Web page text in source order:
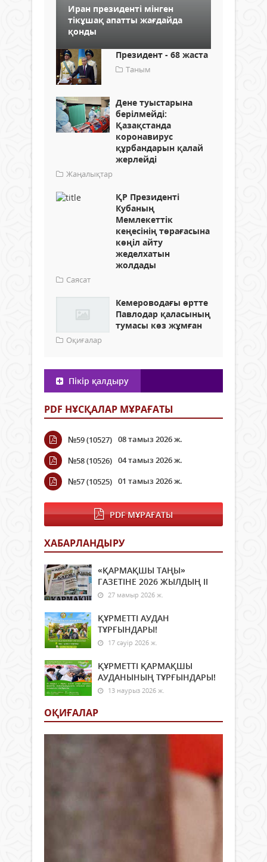
Иран президенті мінген
тікұшақ апатты жағдайда
қонды
Президент - 68 жаста
Таным
Дене туыстарына
берілмейді:
Қазақстанда
коронавирус
құрбандарын қалай
жерлейді
Жаңалықтар
ҚР Президенті
Кубаның
Мемлекеттік
кеңесінің төрағасына
көңіл айту
жеделхатын
жолдады
Саясат
Кемероводағы өртте
Павлодар қаласының
тумасы көз жұмған
Оқиғалар
Пікір қалдыру
PDF НҰСҚАЛАР МҰРАҒАТЫ
№59 (10527) 08 тамыз 2026 ж.
№58 (10526) 04 тамыз 2026 ж.
№57 (10525) 01 тамыз 2026 ж.
PDF МҰРАҒАТЫ
ХАБАРЛАНДЫРУ
«ҚАРМАҚШЫ ТАҢЫ»
ГАЗЕТІНЕ 2026 ЖЫЛДЫҢ ІI
27 мамыр 2026 ж.
ҚҰРМЕТТІ АУДАН
ТҰРҒЫНДАРЫ!
17 сәуір 2026 ж.
ҚҰРМЕТТІ ҚАРМАҚШЫ
АУДАНЫНЫҢ ТҰРҒЫНДАРЫ!
13 наурыз 2026 ж.
ОҚИҒАЛАР